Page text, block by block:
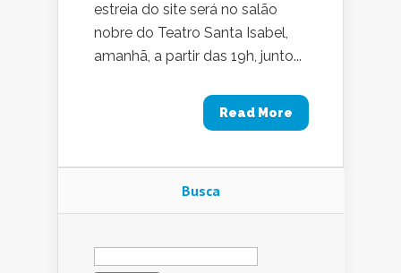
estreia do site será no salão
nobre do Teatro Santa Isabel,
amanhã, a partir das 19h, junto...
Read More
Busca
Pesquisar
por: